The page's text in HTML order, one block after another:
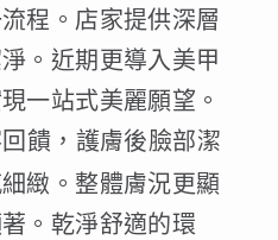
程。店家提供深層
。近期更導入美甲
一站式美麗願望。
饋，護膚後臉部潔
緻。整體膚況更顯
。乾淨舒適的環